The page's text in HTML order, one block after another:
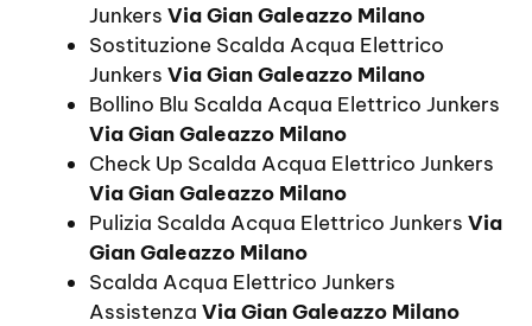
Junkers Via Gian Galeazzo Milano
Sostituzione Scalda Acqua Elettrico
Junkers Via Gian Galeazzo Milano
Bollino Blu Scalda Acqua Elettrico Junkers
Via Gian Galeazzo Milano
Check Up Scalda Acqua Elettrico Junkers
Via Gian Galeazzo Milano
Pulizia Scalda Acqua Elettrico Junkers Via
Gian Galeazzo Milano
Scalda Acqua Elettrico Junkers
Assistenza Via Gian Galeazzo Milano